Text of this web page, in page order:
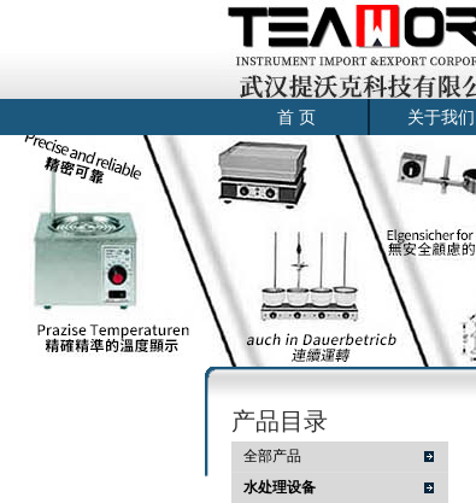
首 页 关于我们
产品目录
全部产品
水处理设备